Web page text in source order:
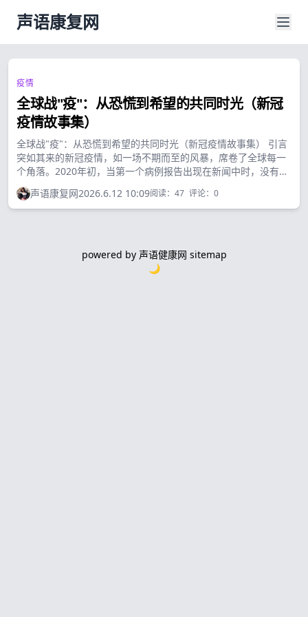
声语康复网
疫情
全球战"疫"：从恐慌到希望的共同时光（新冠
疫情故事集）
全球战"疫"：从恐慌到希望的共同时光（新冠疫情故事集） 引言
突如其来的新冠疫情，如一场不期而至的风暴，席卷了全球每一
个角落。2020年初，当第一个病例报告出现在新闻中时，没有人
能预料到这场健康危机将如何重塑我们的世界。...
声语康复网2026.6.12 10:09阅读： 47 评论： 0
powered by 声语健康网 sitemap
🌙